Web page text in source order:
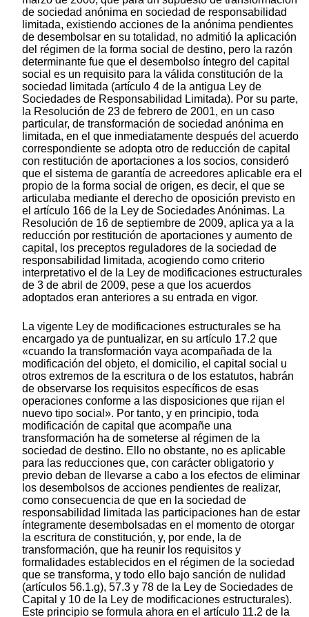
de sociedad anónima en sociedad de responsabilidad
limitada, existiendo acciones de la anónima pendientes
de desembolsar en su totalidad, no admitió la aplicación
del régimen de la forma social de destino, pero la razón
determinante fue que el desembolso íntegro del capital
social es un requisito para la válida constitución de la
sociedad limitada (artículo 4 de la antigua Ley de
Sociedades de Responsabilidad Limitada). Por su parte,
la Resolución de 23 de febrero de 2001, en un caso
particular, de transformación de sociedad anónima en
limitada, en el que inmediatamente después del acuerdo
correspondiente se adopta otro de reducción de capital
con restitución de aportaciones a los socios, consideró
que el sistema de garantía de acreedores aplicable era el
propio de la forma social de origen, es decir, el que se
articulaba mediante el derecho de oposición previsto en
el artículo 166 de la Ley de Sociedades Anónimas. La
Resolución de 16 de septiembre de 2009, aplica ya a la
reducción por restitución de aportaciones y aumento de
capital, los preceptos reguladores de la sociedad de
responsabilidad limitada, acogiendo como criterio
interpretativo el de la Ley de modificaciones estructurales
de 3 de abril de 2009, pese a que los acuerdos
adoptados eran anteriores a su entrada en vigor.
La vigente Ley de modificaciones estructurales se ha
encargado ya de puntualizar, en su artículo 17.2 que
«cuando la transformación vaya acompañada de la
modificación del objeto, el domicilio, el capital social u
otros extremos de la escritura o de los estatutos, habrán
de observarse los requisitos específicos de esas
operaciones conforme a las disposiciones que rijan el
nuevo tipo social». Por tanto, y en principio, toda
modificación de capital que acompañe una
transformación ha de someterse al régimen de la
sociedad de destino. Ello no obstante, no es aplicable
para las reducciones que, con carácter obligatorio y
previo deban de llevarse a cabo a los efectos de eliminar
los desembolsos de acciones pendientes de realizar,
como consecuencia de que en la sociedad de
responsabilidad limitada las participaciones han de estar
íntegramente desembolsadas en el momento de otorgar
la escritura de constitución, y, por ende, la de
transformación, que ha reunir los requisitos y
formalidades establecidos en el régimen de la sociedad
que se transforma, y todo ello bajo sanción de nulidad
(artículos 56.1.g), 57.3 y 78 de la Ley de Sociedades de
Capital y 10 de la Ley de modificaciones estructurales).
Este principio se formula ahora en el artículo 11.2 de la